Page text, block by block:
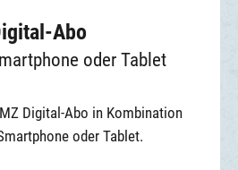
Abo
oder Tablet
Digital-Abo in Kombination
oder Tablet.